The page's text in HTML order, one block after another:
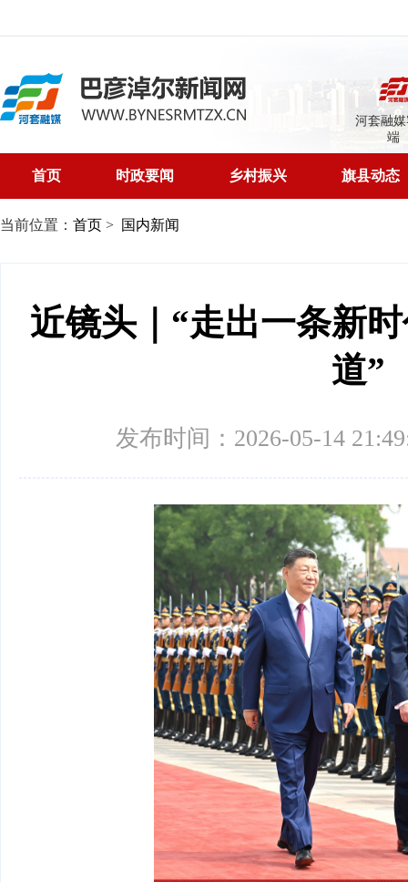
河套融
端
首页 时政要闻 乡村振兴 旗县动态
当前位置： 首页 > 国内新闻
近镜头｜“走出一条新
道”
发布时间：2026-05-14